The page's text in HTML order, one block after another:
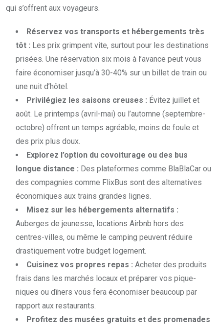
qui s’offrent aux voyageurs.
Réservez vos transports et hébergements très
tôt : Les prix grimpent vite, surtout pour les destinations
prisées. Une réservation six mois à l’avance peut vous
faire économiser jusqu’à 30-40% sur un billet de train ou
une nuit d’hôtel.
Privilégiez les saisons creuses : Évitez juillet et
août. Le printemps (avril-mai) ou l’automne (septembre-
octobre) offrent un temps agréable, moins de foule et
des prix plus doux.
Explorez l’option du covoiturage ou des bus
longue distance : Des plateformes comme BlaBlaCar ou
des compagnies comme FlixBus sont des alternatives
économiques aux trains grandes lignes.
Misez sur les hébergements alternatifs :
Auberges de jeunesse, locations Airbnb hors des
centres-villes, ou même le camping peuvent réduire
drastiquement votre budget logement.
Cuisinez vos propres repas : Acheter des produits
frais dans les marchés locaux et préparer vos pique-
niques ou dîners vous fera économiser beaucoup par
rapport aux restaurants.
Profitez des musées gratuits et des promenades